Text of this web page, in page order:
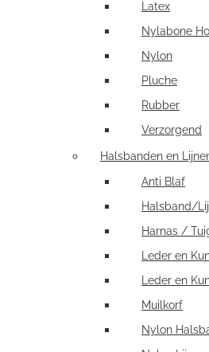
Latex
Nylabone
Nylon
Pluche
Rubber
Verzorgend
Halsbanden en
Anti Blaf
Halsband/
Harnas /
Leder en
Leder en
Muilkorf
Nylon